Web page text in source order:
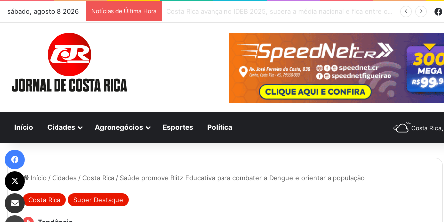
sábado, agosto 8 2026 Notícias de Última Hora
Início Cidades Agronegócios Esportes Política Costa Rica,
Início /Cidades /Costa Rica / Saúde promove Blitz Educativa para combater a Dengue e orientar a população
Costa Rica Super Destaque
Compartilhar via e-mail